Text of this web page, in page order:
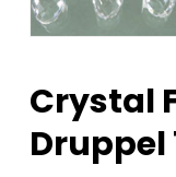
Crystal
Druppel